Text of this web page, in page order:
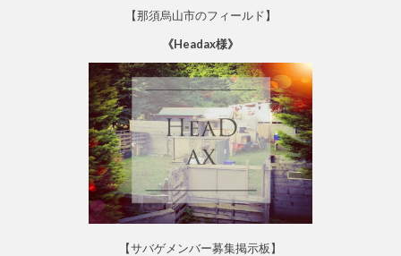
【那須烏山市のフィールド】
《Headax様》
【サバゲメンバー募集掲示板】